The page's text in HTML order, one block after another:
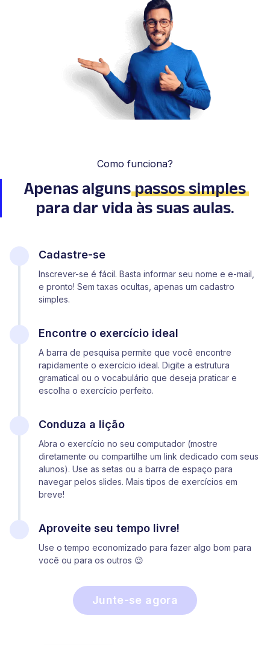
Como funciona?
Apenas algunspassos simples
para dar vida às suas aulas.
Cadastre-se
Inscrever-se é fácil. Basta informar seu nome e e-mail,
e pronto! Sem taxas ocultas, apenas um cadastro
simples.
Encontre o exercício ideal
A barra de pesquisa permite que você encontre
rapidamente o exercício ideal. Digite a estrutura
gramatical ou o vocabulário que deseja praticar e
escolha o exercício perfeito.
Conduza a lição
Abra o exercício no seu computador (mostre
diretamente ou compartilhe um link dedicado com seus
alunos). Use as setas ou a barra de espaço para
navegar pelos slides. Mais tipos de exercícios em
breve!
Aproveite seu tempo livre!
Use o tempo economizado para fazer algo bom para
você ou para os outros 😉
Junte-se agora